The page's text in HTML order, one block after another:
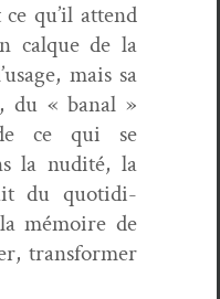
qu’il attend
calque de la
mais sa
du « banal »
ce qui se
la nudité, la
du quo­ti­di­
mémoire de
trans­former